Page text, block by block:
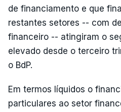
de financiamento e que
restantes setores -- com
financeiro -- atingiram o
elevado desde o terceiro
o BdP.
Em termos líquidos o
particulares ao setor